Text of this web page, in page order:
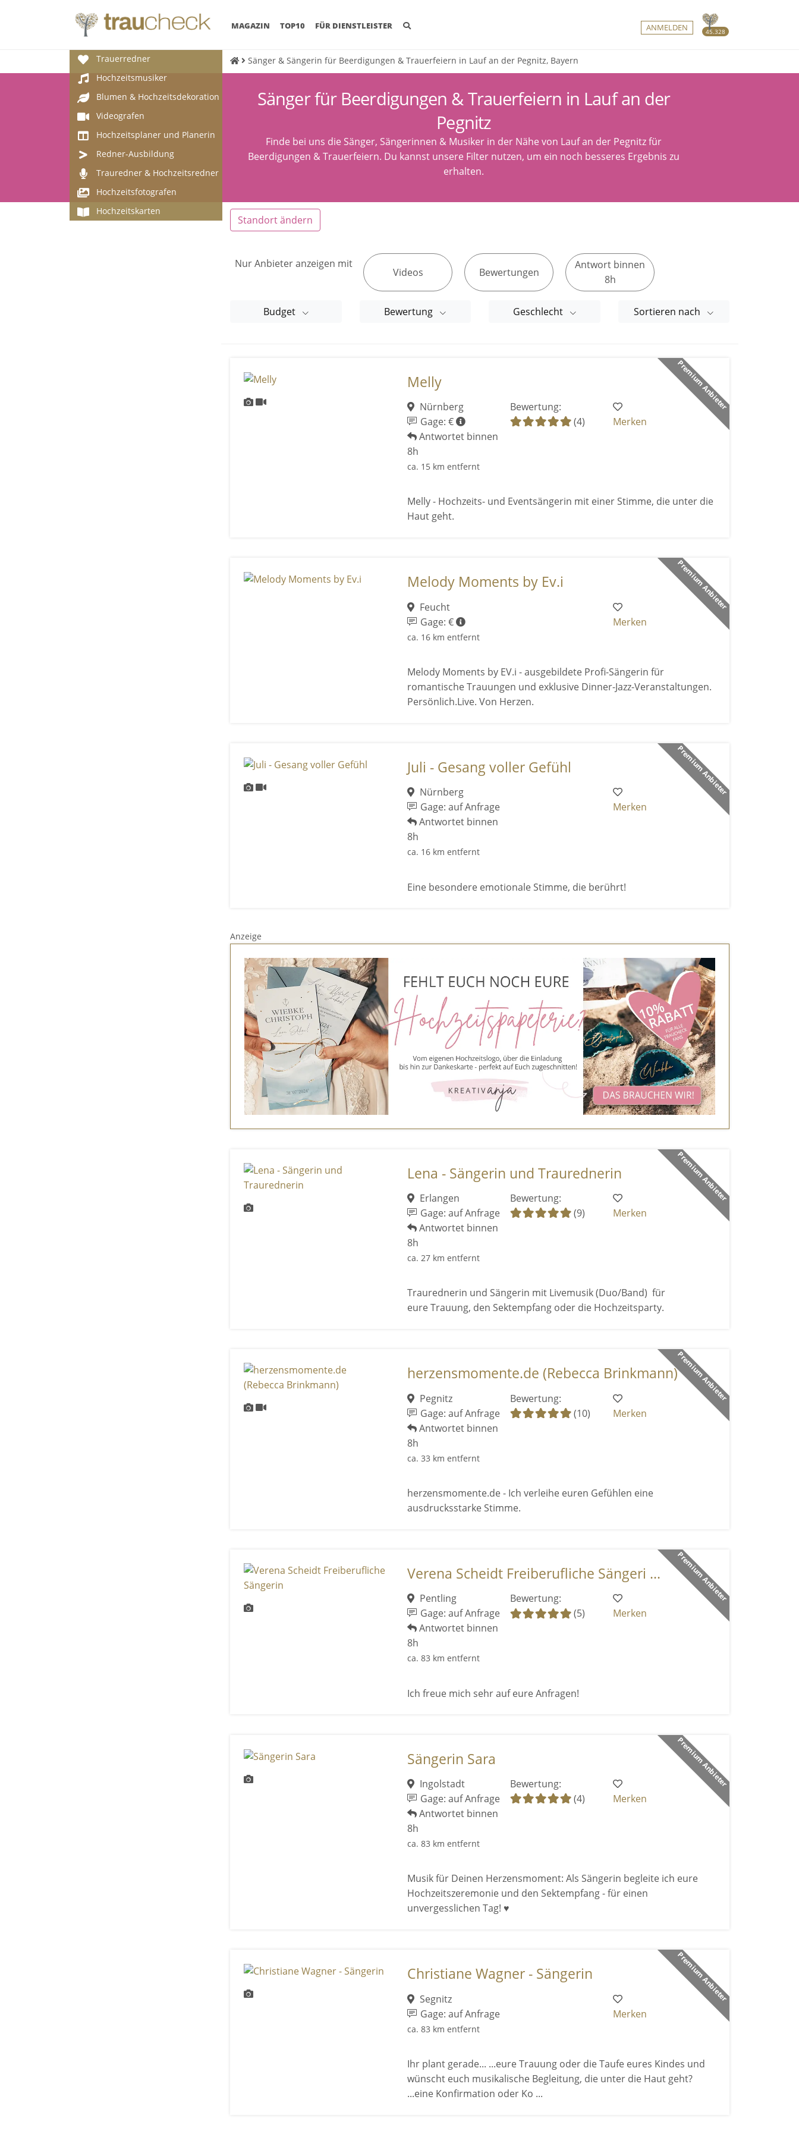
45.328
MAGAZIN (CURRENT)
TOP10 FÜR DIENSTLEISTER ANMELDEN
Trauerredner
Hochzeitsmusiker
Blumen & Hochzeitsdekoration
Videografen
Hochzeitsplaner und Planerin
Redner-Ausbildung
Trauredner & Hochzeitsredner
Hochzeitsfotografen
Hochzeitskarten
Sänger & Sängerin für Beerdigungen & Trauerfeiern in Lauf an der Pegnitz, Bayern
Sänger für Beerdigungen & Trauerfeiern in Lauf an der
Pegnitz
Finde bei uns die Sänger, Sängerinnen & Musiker in der Nähe von Lauf an der Pegnitz für
Beerdigungen & Trauerfeiern. Du kannst unsere Filter nutzen, um ein noch besseres Ergebnis zu
erhalten.
Standort ändern
Nur Anbieter anzeigen mit
Videos Bewertungen
Antwort binnen
8h
Budget Bewertung Geschlecht Sortieren nach
Premium Anbieter
Melly
Nürnberg
Gage: €
Antwortet binnen
8h
ca. 15 km entfernt
Bewertung:
(4)
Merken
Melly - Hochzeits- und Eventsängerin mit einer Stimme, die unter die
Haut geht.
Premium Anbieter
Melody Moments by Ev.i
Feucht
Gage: €
ca. 16 km entfernt
Merken
Melody Moments by EV.i - ausgebildete Profi-Sängerin für
romantische Trauungen und exklusive Dinner-Jazz-Veranstaltungen.
Persönlich.Live. Von Herzen.
Premium Anbieter
Juli - Gesang voller Gefühl
Nürnberg
Gage: auf Anfrage
Antwortet binnen
8h
ca. 16 km entfernt
Merken
Eine besondere emotionale Stimme, die berührt!
Anzeige
Premium Anbieter
Lena - Sängerin und Traurednerin
Erlangen
Gage: auf Anfrage
Antwortet binnen
8h
ca. 27 km entfernt
Bewertung:
(9)
Merken
Traurednerin und Sängerin mit Livemusik (Duo/Band) für
eure Trauung, den Sektempfang oder die Hochzeitsparty.
Premium Anbieter
herzensmomente.de (Rebecca Brinkmann)
Pegnitz
Gage: auf Anfrage
Antwortet binnen
8h
ca. 33 km entfernt
Bewertung:
(10)
Merken
herzensmomente.de - Ich verleihe euren Gefühlen eine
ausdrucksstarke Stimme.
Premium Anbieter
Verena Scheidt Freiberufliche Sängeri ...
Pentling
Gage: auf Anfrage
Antwortet binnen
8h
ca. 83 km entfernt
Bewertung:
(5)
Merken
Ich freue mich sehr auf eure Anfragen!
Premium Anbieter
Sängerin Sara
Ingolstadt
Gage: auf Anfrage
Antwortet binnen
8h
ca. 83 km entfernt
Bewertung:
(4)
Merken
Musik für Deinen Herzensmoment: Als Sängerin begleite ich eure
Hochzeitszeremonie und den Sektempfang - für einen
unvergesslichen Tag! ♥
Premium Anbieter
Christiane Wagner - Sängerin
Segnitz
Gage: auf Anfrage
ca. 83 km entfernt
Merken
Ihr plant gerade... ...eure Trauung oder die Taufe eures Kindes und
wünscht euch musikalische Begleitung, die unter die Haut geht?
...eine Konfirmation oder Ko ...